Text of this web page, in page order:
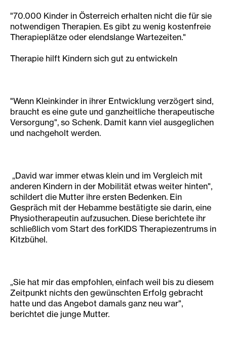
"70.000 Kinder in Österreich erhalten nicht die für sie
notwendigen Therapien. Es gibt zu wenig kostenfreie
Therapieplätze oder elendslange Wartezeiten."
Therapie hilft Kindern sich gut zu entwickeln
"Wenn Kleinkinder in ihrer Entwicklung verzögert sind,
braucht es eine gute und ganzheitliche therapeutische
Versorgung", so Schenk. Damit kann viel ausgeglichen
und nachgeholt werden.
„David war immer etwas klein und im Vergleich mit
anderen Kindern in der Mobilität etwas weiter hinten",
schildert die Mutter ihre ersten Bedenken. Ein
Gespräch mit der Hebamme bestätigte sie darin, eine
Physiotherapeutin aufzusuchen. Diese berichtete ihr
schließlich vom Start des forKIDS Therapiezentrums in
Kitzbühel.
„Sie hat mir das empfohlen, einfach weil bis zu diesem
Zeitpunkt nichts den gewünschten Erfolg gebracht
hatte und das Angebot damals ganz neu war",
berichtet die junge Mutter.